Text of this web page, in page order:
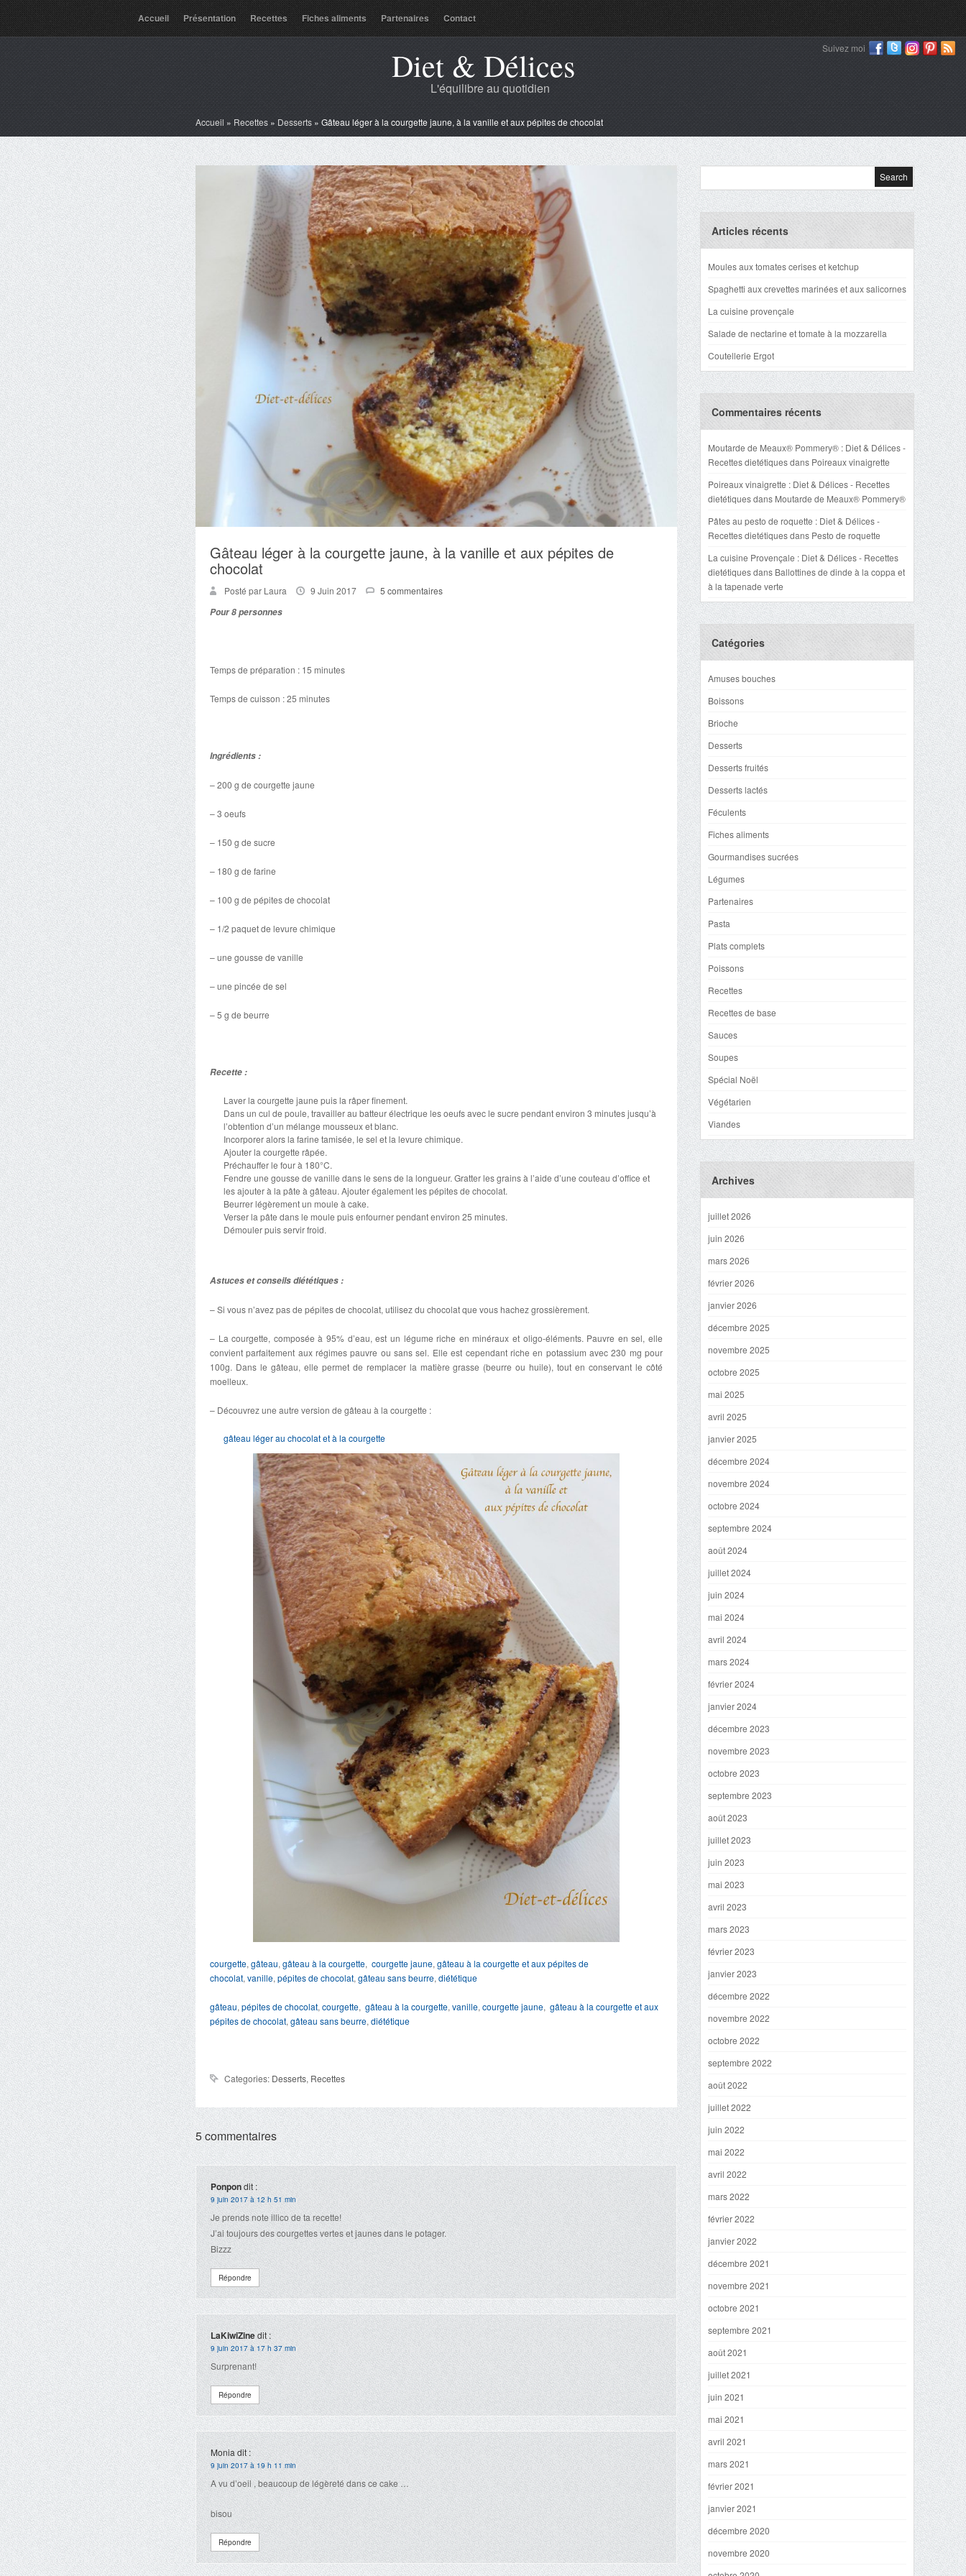
Accueil Présentation Recettes Fiches aliments Partenaires Contact
Suivez moi
Diet & Délices
L'équilibre au quotidien
Accueil » Recettes » Desserts » Gâteau léger à la courgette jaune, à la vanille et aux pépites de chocolat
Gâteau léger à la courgette jaune, à la vanille et aux pépites de
chocolat
Posté par Laura 9 Juin 2017
5 commentaires
Pour 8 personnes
Temps de préparation : 15 minutes
Temps de cuisson : 25 minutes
Ingrédients :
– 200 g de courgette jaune
– 3 oeufs
– 150 g de sucre
– 180 g de farine
– 100 g de pépites de chocolat
– 1/2 paquet de levure chimique
– une gousse de vanille
– une pincée de sel
– 5 g de beurre
Recette :
Laver la courgette jaune puis la râper finement.
Dans un cul de poule, travailler au batteur électrique les oeufs avec le sucre pendant environ 3 minutes jusqu’à
l’obtention d’un mélange mousseux et blanc.
Incorporer alors la farine tamisée, le sel et la levure chimique.
Ajouter la courgette râpée.
Préchauffer le four à 180°C.
Fendre une gousse de vanille dans le sens de la longueur. Gratter les grains à l’aide d’une couteau d’office et
les ajouter à la pâte à gâteau. Ajouter également les pépites de chocolat.
Beurrer légèrement un moule à cake.
Verser la pâte dans le moule puis enfourner pendant environ 25 minutes.
Démouler puis servir froid.
Astuces et conseils diététiques :
– Si vous n’avez pas de pépites de chocolat, utilisez du chocolat que vous hachez grossièrement.
– La courgette, composée à 95% d’eau, est un légume riche en minéraux et oligo-éléments. Pauvre en sel, elle
convient parfaitement aux régimes pauvre ou sans sel. Elle est cependant riche en potassium avec 230 mg pour
100g. Dans le gâteau, elle permet de remplacer la matière grasse (beurre ou huile), tout en conservant le côté
moelleux.
– Découvrez une autre version de gâteau à la courgette :
gâteau léger au chocolat et à la courgette
courgette, gâteau, gâteau à la courgette, courgette jaune, gâteau à la courgette et aux pépites de
chocolat, vanille, pépites de chocolat, gâteau sans beurre, diététique
gâteau, pépites de chocolat, courgette, gâteau à la courgette, vanille, courgette jaune, gâteau à la courgette et aux
pépites de chocolat, gâteau sans beurre, diététique
Categories: Desserts, Recettes
5 commentaires
Ponpondit :
9 juin 2017 à 12 h 51 min
Je prends note illico de ta recette!
J’ai toujours des courgettes vertes et jaunes dans le potager.
Bizzz
Répondre
LaKiwiZinedit :
9 juin 2017 à 17 h 37 min
Surprenant!
Répondre
Moniadit :
9 juin 2017 à 19 h 11 min
A vu d’oeil , beaucoup de légèreté dans ce cake …
bisou
Répondre
Articles récents
Moules aux tomates cerises et ketchup
Spaghetti aux crevettes marinées et aux salicornes
La cuisine provençale
Salade de nectarine et tomate à la mozzarella
Coutellerie Ergot
Commentaires récents
Moutarde de Meaux® Pommery® : Diet & Délices -
Recettes dietétiquesdans Poireaux vinaigrette
Poireaux vinaigrette : Diet & Délices - Recettes
dietétiquesdans Moutarde de Meaux® Pommery®
Pâtes au pesto de roquette : Diet & Délices -
Recettes dietétiquesdans Pesto de roquette
La cuisine Provençale : Diet & Délices - Recettes
dietétiquesdans Ballottines de dinde à la coppa et
à la tapenade verte
Catégories
Amuses bouches
Boissons
Brioche
Desserts
Desserts fruités
Desserts lactés
Féculents
Fiches aliments
Gourmandises sucrées
Légumes
Partenaires
Pasta
Plats complets
Poissons
Recettes
Recettes de base
Sauces
Soupes
Spécial Noël
Végétarien
Viandes
Archives
juillet 2026
juin 2026
mars 2026
février 2026
janvier 2026
décembre 2025
novembre 2025
octobre 2025
mai 2025
avril 2025
janvier 2025
décembre 2024
novembre 2024
octobre 2024
septembre 2024
août 2024
juillet 2024
juin 2024
mai 2024
avril 2024
mars 2024
février 2024
janvier 2024
décembre 2023
novembre 2023
octobre 2023
septembre 2023
août 2023
juillet 2023
juin 2023
mai 2023
avril 2023
mars 2023
février 2023
janvier 2023
décembre 2022
novembre 2022
octobre 2022
septembre 2022
août 2022
juillet 2022
juin 2022
mai 2022
avril 2022
mars 2022
février 2022
janvier 2022
décembre 2021
novembre 2021
octobre 2021
septembre 2021
août 2021
juillet 2021
juin 2021
mai 2021
avril 2021
mars 2021
février 2021
janvier 2021
décembre 2020
novembre 2020